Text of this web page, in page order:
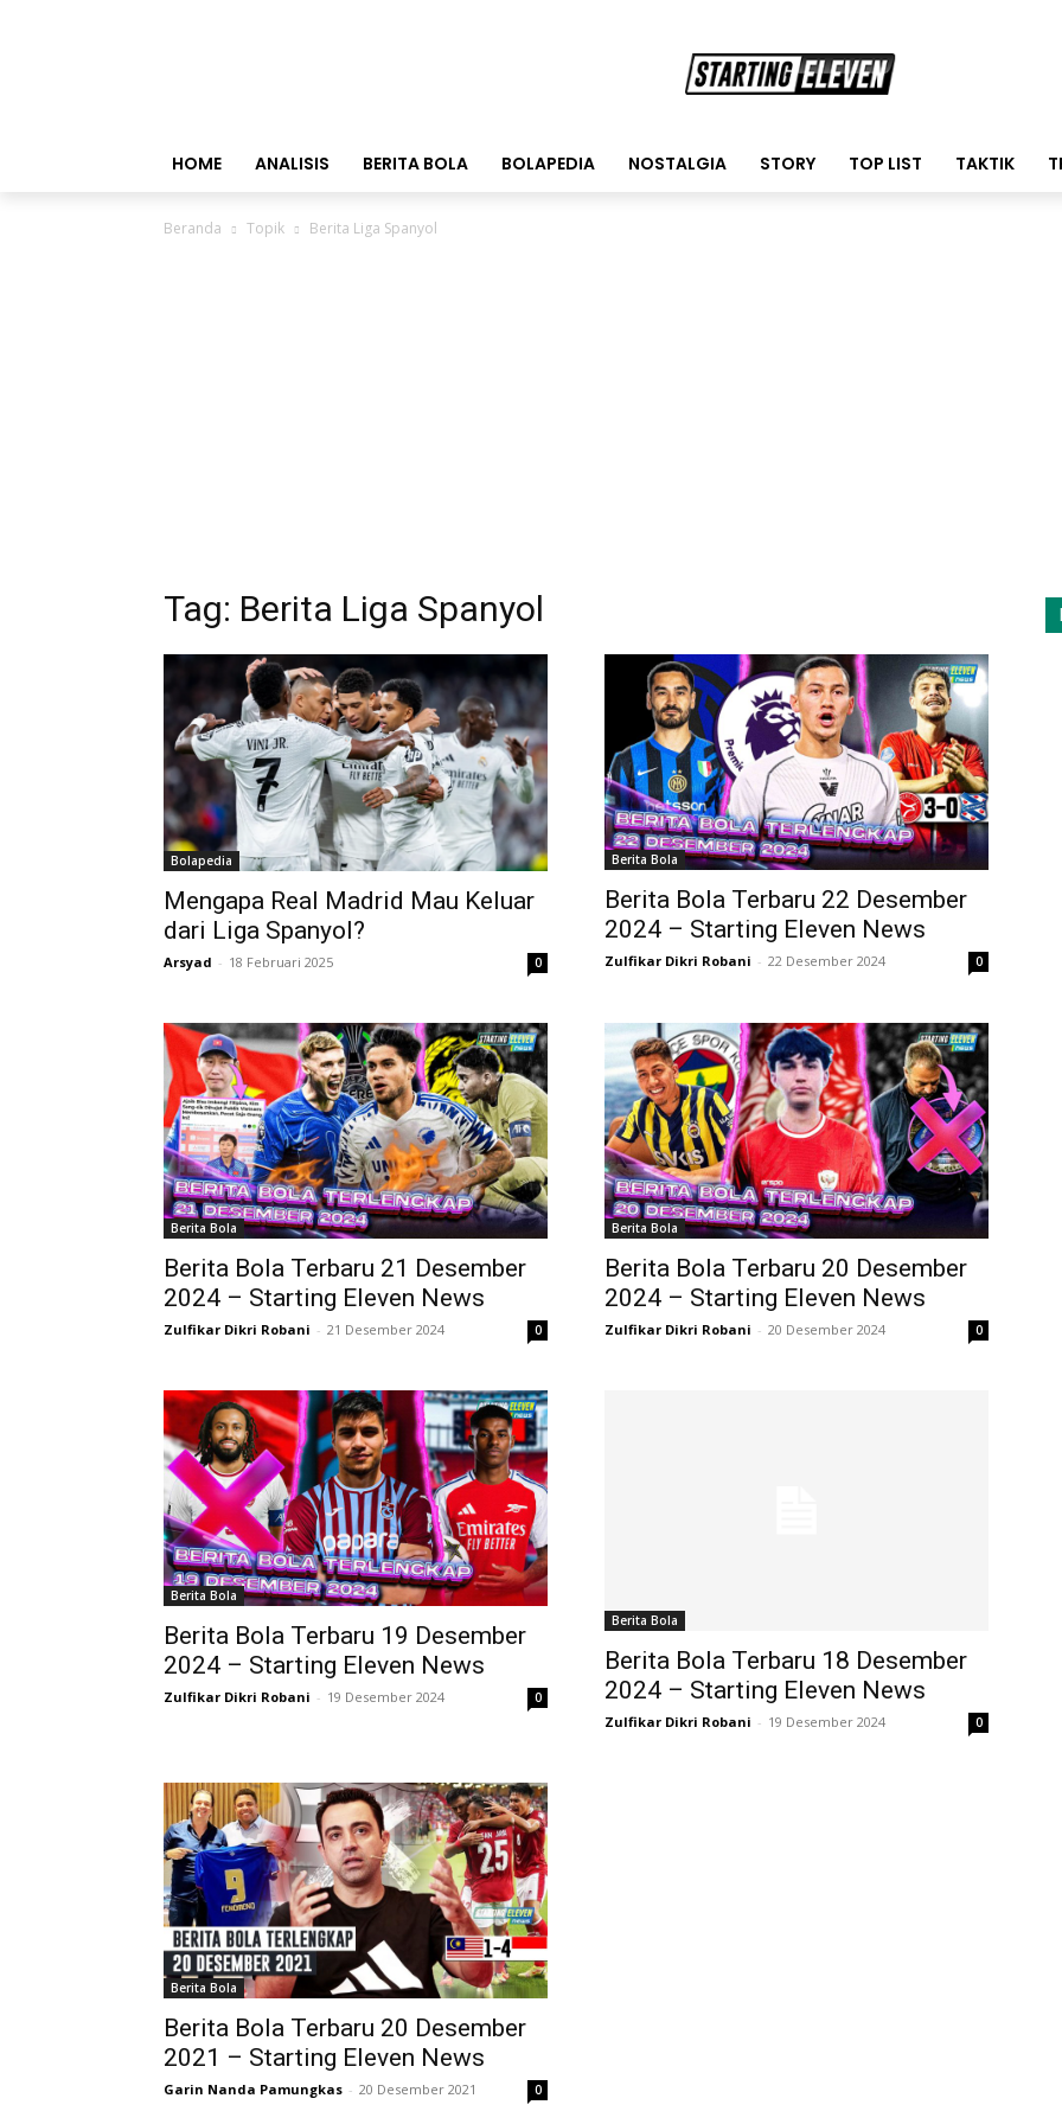
HOME ANALISIS BERITA BOLA BOLAPEDIA NOSTALGIA STORY TOP LIST TAKTIK
Beranda Topik Berita Liga Spanyol
Tag: Berita Liga Spanyol
Bolapedia
Mengapa Real Madrid Mau Keluar
dari Liga Spanyol?
Arsyad - 18 Februari 2025 0
Berita Bola
Berita Bola Terbaru 22 Desember
2024 – Starting Eleven News
Zulfikar Dikri Robani - 22 Desember 2024 0
Berita Bola
Berita Bola Terbaru 21 Desember
2024 – Starting Eleven News
Zulfikar Dikri Robani - 21 Desember 2024 0
Berita Bola
Berita Bola Terbaru 20 Desember
2024 – Starting Eleven News
Zulfikar Dikri Robani - 20 Desember 2024 0
Berita Bola
Berita Bola Terbaru 19 Desember
2024 – Starting Eleven News
Zulfikar Dikri Robani - 19 Desember 2024 0
Berita Bola
Berita Bola Terbaru 18 Desember
2024 – Starting Eleven News
Zulfikar Dikri Robani - 19 Desember 2024 0
Berita Bola
Berita Bola Terbaru 20 Desember
2021 – Starting Eleven News
Garin Nanda Pamungkas - 20 Desember 2021 0